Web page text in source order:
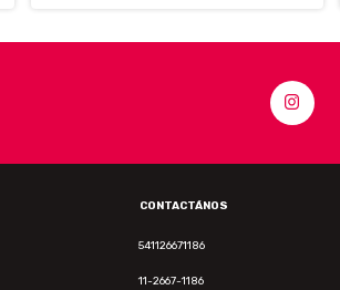
CONTACTÁNOS
541126671186
11-2667-1186